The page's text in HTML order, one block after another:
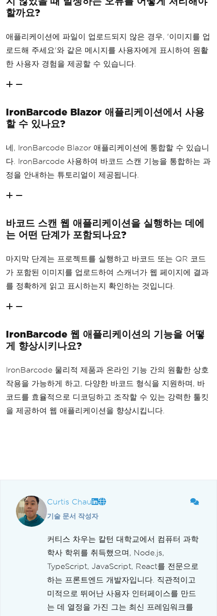
할까요?
애플리케이션에 파일이 업로드되지 않은 경우, '이미지를 업
로드해 주세요'와 같은 메시지를 사용자에게 표시하여 원활
한 사용자 경험을 제공할 수 있습니다.
IronBarcode Blazor 애플리케이션에서 사용
할 수 있나요?
네, IronBarcode Blazor 애플리케이션에 통합할 수 있습니
다. IronBarcode 사용하여 바코드 스캔 기능을 통합하는 과
정을 안내하는 튜토리얼이 제공됩니다.
바코드 스캔 웹 애플리케이션을 실행하는 데에
는 어떤 단계가 포함되나요?
마지막 단계는 프로젝트를 실행하고 바코드 또는 QR 코드
가 포함된 이미지를 업로드하여 스캐너가 웹 페이지에 결과
를 정확하게 읽고 표시하는지 확인하는 것입니다.
IronBarcode 웹 애플리케이션의 기능을 어떻
게 향상시키나요?
IronBarcode 물리적 제품과 온라인 기능 간의 원활한 상호
작용을 가능하게 하고, 다양한 바코드 형식을 지원하며, 바
코드를 효율적으로 디코딩하고 조작할 수 있는 강력한 툴킷
을 제공하여 웹 애플리케이션을 향상시킵니다.
Curtis Chau
기술 문서 작성자
커티스 차우는 칼턴 대학교에서 컴퓨터 과학
학사 학위를 취득했으며, Node.js,
TypeScript, JavaScript, React를 전문으로
하는 프론트엔드 개발자입니다. 직관적이고
미적으로 뛰어난 사용자 인터페이스를 만드
는 데 열정을 가진 그는 최신 프레임워크를